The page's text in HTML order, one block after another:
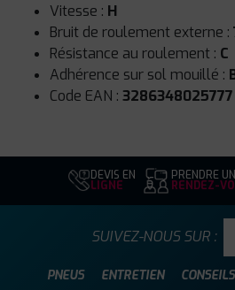
Vitesse : H
Bruit de roulement externe :
Résistance au roulement : C
Adhérence sur sol mouillé :
Code EAN : 3286348025777
DEVIS EN
LIGNE
PRENDRE UN
RENDEZ-
PNEUS ENTRETIEN CONSEILS
SUIVEZ-NOUS SUR :